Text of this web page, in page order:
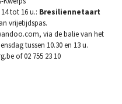
tot 16 u.: Bresiliennetaart
vrijetijdspas.
via de balie van het
tussen 10.30 en 13 u.
of 02 755 23 10